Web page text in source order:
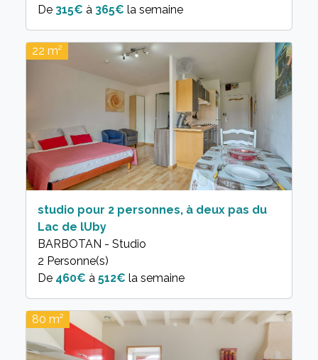
315€ à 365€ la semaine
22 m²
studio pour 2 personnes, à deux pas du
Lac de lUby
BARBOTAN - Studio
2 Personne(s)
460€ à 512€ la semaine
80 m²